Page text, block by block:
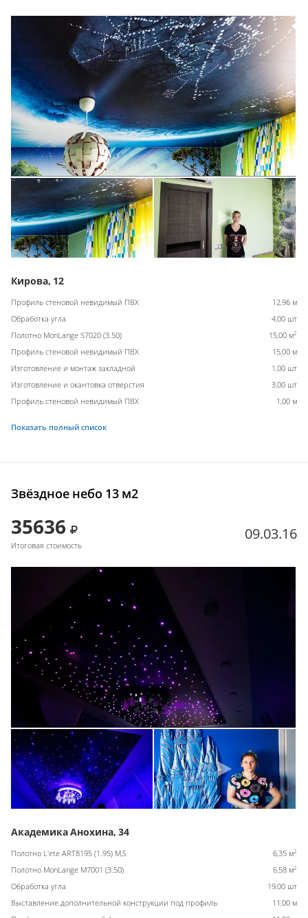
Кирова, 12
Профиль стеновой невидимый ПВХ
12,96 м
Обработка угла
4,00 шт
Полотно MonLange S7020 (3.50)
15,00 м2
Профиль стеновой невидимый ПВХ
15,00 м
Изготовление и монтаж закладной
1,00 шт
Изготовление и окантовка отверстия
3,00 шт
Профиль стеновой невидимый ПВХ
1,00 м
Показать полный список
Звёздное небо 13 м2
35636
Итоговая стоимость
09.03.16
Академика Анохина, 34
Полотно L'ete ART8195 (1.95) M,S 6,35 м2
Полотно MonLange M7001 (3.50) 6,58 м2
Обработка угла
19,00 шт
Выставление дополнительной конструкции под профиль
11,00 м